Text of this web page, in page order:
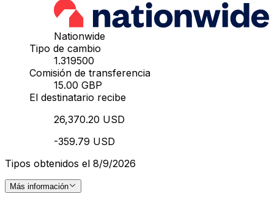
Nationwide
Tipo de cambio
1.319500
Comisión de transferencia
15.00 GBP
El destinatario recibe
26,370.20 USD
-359.79 USD
Tipos obtenidos el 8/9/2026
Más información